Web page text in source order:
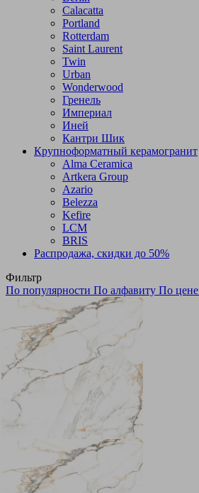
Calacatta
Portland
Rotterdam
Saint Laurent
Twin
Urban
Wonderwood
Гренель
Империал
Иней
Кантри Шик
Крупноформатный керамогранит
Alma Ceramica
Artkera Group
Azario
Belezza
Kefire
LCM
BRIS
Распродажа, скидки до 50%
Фильтр
По популярности По алфавиту По цене